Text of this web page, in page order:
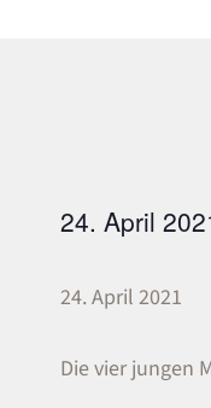
24. April
24. April 2021
Die vier jungen